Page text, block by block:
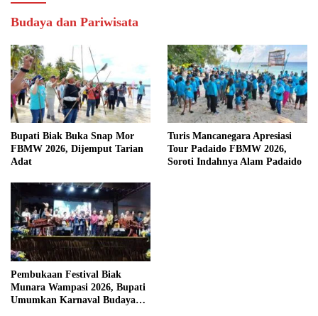
Budaya dan Pariwisata
Bupati Biak Buka Snap Mor
FBMW 2026, Dijemput Tarian
Adat
Turis Mancanegara Apresiasi
Tour Padaido FBMW 2026,
Soroti Indahnya Alam Padaido
Pembukaan Festival Biak
Munara Wampasi 2026, Bupati
Umumkan Karnaval Budaya